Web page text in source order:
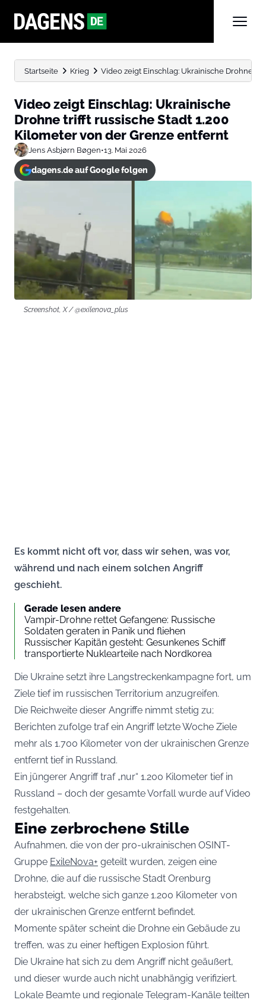
Startseite Krieg Video zeigt Einschlag: Ukrainische Drohne
Video zeigt Einschlag: Ukrainische
Drohne trifft russische Stadt 1.200
Kilometer von der Grenze entfernt
Jens Asbjørn Bøgen•13. Mai 2026
dagens.de auf Google folgen
Screenshot, X / @exilenova_plus
Es kommt nicht oft vor, dass wir sehen, was vor,
während und nach einem solchen Angriff
geschieht.
Gerade lesen andere
Vampir-Drohne rettet Gefangene: Russische
Soldaten geraten in Panik und fliehen
Russischer Kapitän gesteht: Gesunkenes Schiff
transportierte Nuklearteile nach Nordkorea
Die Ukraine setzt ihre Langstreckenkampagne fort, um
Ziele tief im russischen Territorium anzugreifen.
Die Reichweite dieser Angriffe nimmt stetig zu;
Berichten zufolge traf ein Angriff letzte Woche Ziele
mehr als 1.700 Kilometer von der ukrainischen Grenze
entfernt tief in Russland.
Ein jüngerer Angriff traf „nur“ 1.200 Kilometer tief in
Russland – doch der gesamte Vorfall wurde auf Video
festgehalten.
Eine zerbrochene Stille
Aufnahmen, die von der pro-ukrainischen OSINT-
Gruppe ExileNova+ geteilt wurden, zeigen eine
Drohne, die auf die russische Stadt Orenburg
herabsteigt, welche sich ganze 1.200 Kilometer von
der ukrainischen Grenze entfernt befindet.
Momente später scheint die Drohne ein Gebäude zu
treffen, was zu einer heftigen Explosion führt.
Die Ukraine hat sich zu dem Angriff nicht geäußert,
und dieser wurde auch nicht unabhängig verifiziert.
Lokale Beamte und regionale Telegram-Kanäle teilten